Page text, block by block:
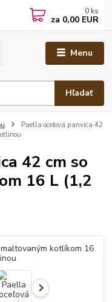
Menu
Hľadať
0 ks
za 0,00 EUR
Paella oceľová panvica 42
42 cm so
16 L (1,2